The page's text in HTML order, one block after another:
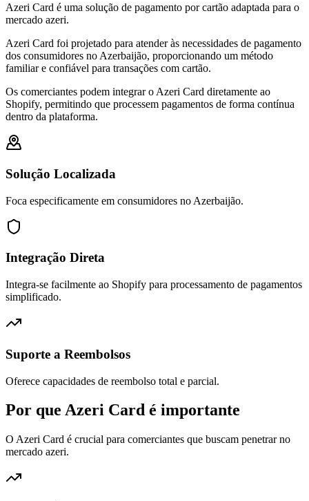
Azeri Card é uma solução de pagamento por cartão adaptada para o
mercado azeri.
Azeri Card foi projetado para atender às necessidades de pagamento
dos consumidores no Azerbaijão, proporcionando um método
familiar e confiável para transações com cartão.
Os comerciantes podem integrar o Azeri Card diretamente ao
Shopify, permitindo que processem pagamentos de forma contínua
dentro da plataforma.
Solução Localizada
Foca especificamente em consumidores no Azerbaijão.
Integração Direta
Integra-se facilmente ao Shopify para processamento de pagamentos
simplificado.
Suporte a Reembolsos
Oferece capacidades de reembolso total e parcial.
Por que Azeri Card é importante
O Azeri Card é crucial para comerciantes que buscam penetrar no
mercado azeri.